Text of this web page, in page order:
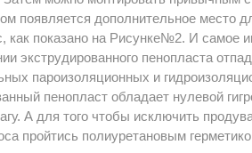
появляется дополнительное место
как показано на Рисунке№2. И самое
экструдированного пенопласта
пароизоляционных и
пенопласт обладает нулевой
А для того чтобы исключить
пройтись полиуретановым